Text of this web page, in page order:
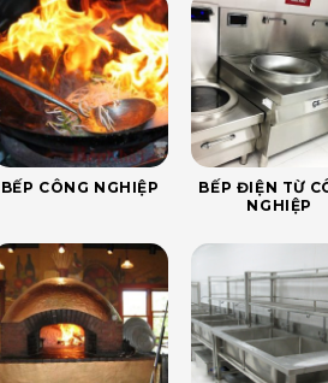
BẾP CÔNG NGHIỆP
BẾP ĐIỆN TỪ
NGHIỆP